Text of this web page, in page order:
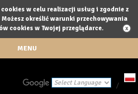
w celu realizacji usług i zgodnie z
Możesz określić warunki przechowywania
cookies w Twojej przeglądarce.
MENU
/